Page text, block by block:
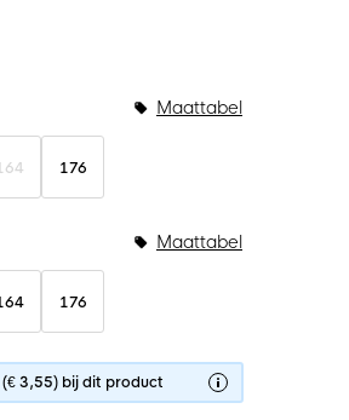
Maattabel
176
Maattabel
176
3,55) bij dit product